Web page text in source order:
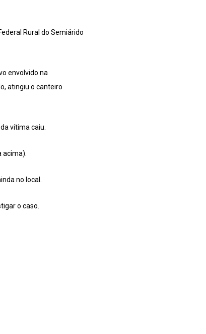
Rural do Semiárido
envolvido na
atingiu o canteiro
vítima caiu.
no local.
o caso.